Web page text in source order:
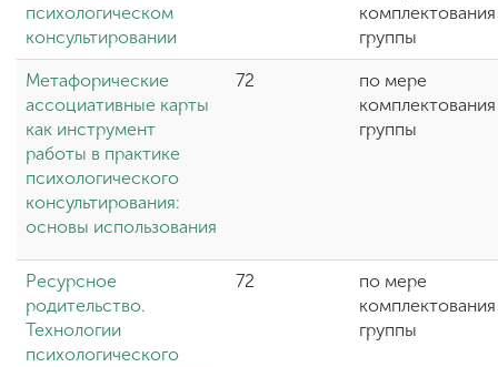
Приемная
комиссия
+7 (831) 262-26-20
психологическом
консультировании
комплектования
группы
Метафорические
ассоциативные карты
как инструмент
работы в практике
психологического
консультирования:
основы использования
72
по мере
комплектования
группы
Ресурсное
родительство.
Технологии
психологического
72
по мере
комплектования
группы